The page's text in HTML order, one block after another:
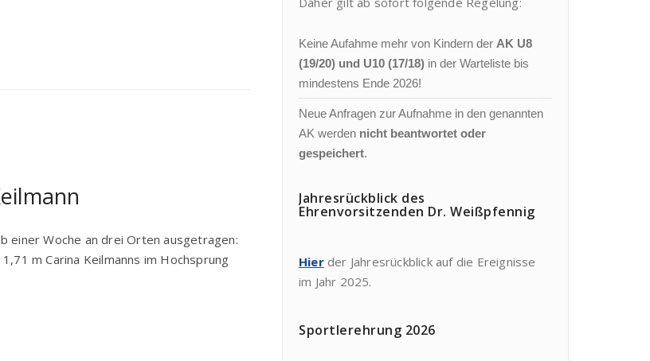
einer Woche an drei Orten ausgetragen:
m Carina Keilmanns im Hochsprung
Keine Aufahme mehr von Kindern der AK U8
(19/20) und U10 (17/18) in der Warteliste bis
mindestens Ende 2026!
Neue Anfragen zur Aufnahme in den genannten
AK werden nicht beantwortet oder
gespeichert.
Jahresrückblick des
Ehrenvorsitzenden Dr. Weißpfennig
Hierder Jahresrückblick auf die Ereignisse
im Jahr 2025.
Sportlerehrung 2026